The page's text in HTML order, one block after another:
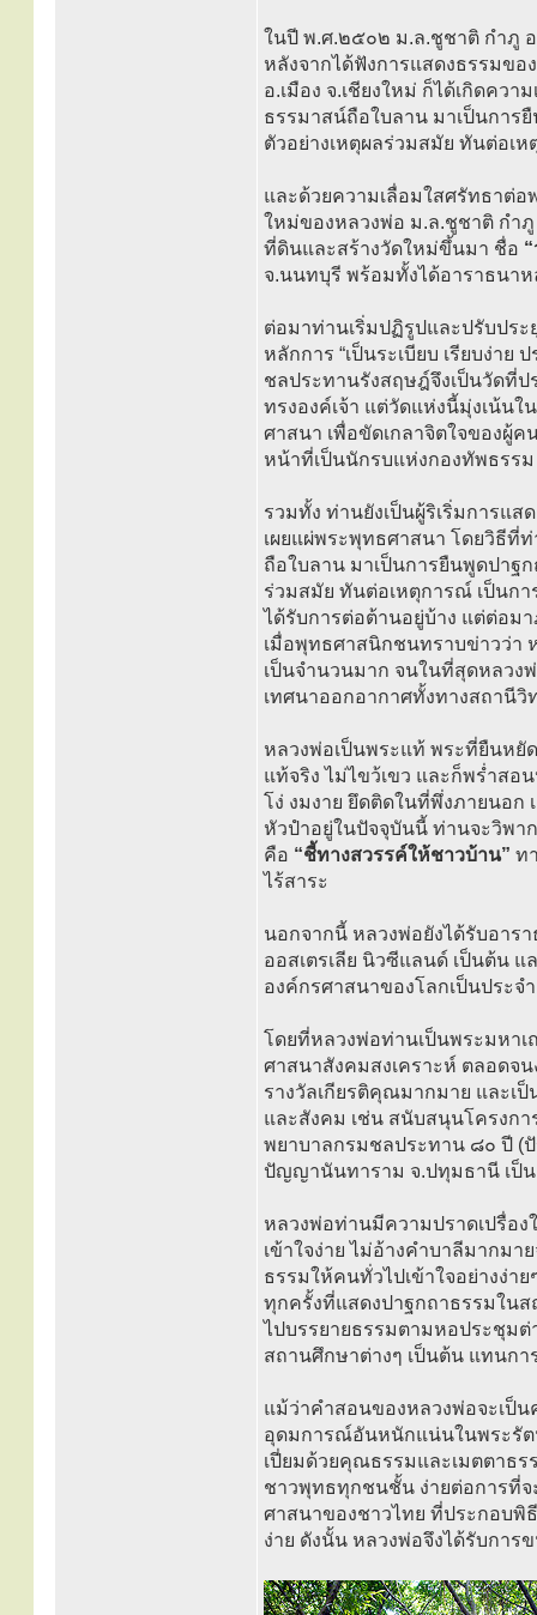
ในปี พ.ศ.๒๕๐๒ ม.ล.ชูชาติ กำภู
หลังจากได้ฟังการแสดงธรรมขอ
อ.เมือง จ.เชียงใหม่ ก็ได้เกิดคว
ธรรมาสน์ถือใบลาน มาเป็นการ
ตัวอย่างเหตุผลร่วมสมัย ทันต่อเ
และด้วยความเลื่อมใสศรัทธาต่
ใหม่ของหลวงพ่อ ม.ล.ชูชาติ กำ
ที่ดินและสร้างวัดใหม่ขึ้นมา ชื่อ
จ.นนทบุรี พร้อมทั้งได้อาราธนา
ต่อมาท่านเริ่มปฏิรูปและปรับปร
หลักการ “เป็นระเบียบ เรียบง่า
ชลประทานรังสฤษฎ์จึงเป็นวัดที่ป
ทรงองค์เจ้า แต่วัดแห่งนี้มุ่งเน้น
ศาสนา เพื่อขัดเกลาจิตใจของผู้
หน้าที่เป็นนักรบแห่งกองทัพธรร
รวมทั้ง ท่านยังเป็นผู้ริเริ่มการแ
เผยแผ่พระพุทธศาสนา โดยวิธีที่
ถือใบลาน มาเป็นการยืนพูดปาฐ
ร่วมสมัย ทันต่อเหตุการณ์ เป็นก
ได้รับการต่อต้านอยู่บ้าง แต่ต่อม
เมื่อพุทธศาสนิกชนทราบข่าวว่า
เป็นจำนวนมาก จนในที่สุดหลวง
เทศนาออกอากาศทั้งทางสถานีวิ
หลวงพ่อเป็นพระแท้ พระที่ยืนหยั
แท้จริง ไม่ไขว้เขว และก็พร่ำส
โง่ งมงาย ยึดติดในที่พึ่งภายนอก
หัวปำอยู่ในปัจจุบันนี้ ท่านจะวิพ
คือ “ชี้ทางสวรรค์ให้ชาวบ้าน” ท
ไร้สาระ
นอกจากนี้ หลวงพ่อยังได้รับอาร
ออสเตรเลีย นิวซีแลนด์ เป็นต้น
องค์กรศาสนาของโลกเป็นประจ
โดยที่หลวงพ่อท่านเป็นพระมหาเ
ศาสนาสังคมสงเคราะห์ ตลอดจ
รางวัลเกียรติคุณมากมาย และเ
และสังคม เช่น สนับสนุนโครงก
พยาบาลกรมชลประทาน ๘๐ ปี (
ปัญญานันทาราม จ.ปทุมธานี เป็
หลวงพ่อท่านมีความปราดเปรื่อง
เข้าใจง่าย ไม่อ้างคำบาลีมากมา
ธรรมให้คนทั่วไปเข้าใจอย่างง่า
ทุกครั้งที่แสดงปาฐกถาธรรมใน
ไปบรรยายธรรมตามหอประชุมต่
สถานศึกษาต่างๆ เป็นต้น แทนก
แม้ว่าคำสอนของหลวงพ่อจะเป็
อุดมการณ์อันหนักแน่นในพระรั
เปี่ยมด้วยคุณธรรมและเมตตาธ
ชาวพุทธทุกชนชั้น ง่ายต่อการที่จ
ศาสนาของชาวไทย ที่ประกอบพิ
ง่าย ดังนั้น หลวงพ่อจึงได้รับการ